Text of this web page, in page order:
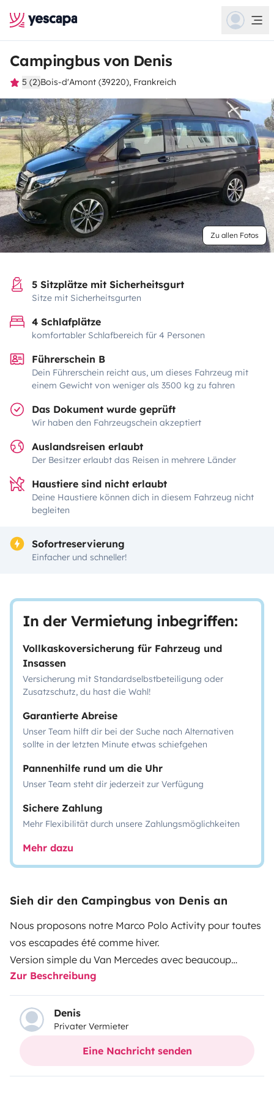
Campingbus von Denis
5 (2)Bois-d'Amont (39220), Frankreich
Zu allen Fotos
5 Sitzplätze mit Sicherheitsgurt
Sitze mit Sicherheitsgurten
4 Schlafplätze
komfortabler Schlafbereich für 4 Personen
Führerschein B
Dein Führerschein reicht aus, um dieses Fahrzeug mit
einem Gewicht von weniger als 3500 kg zu fahren
Das Dokument wurde geprüft
Wir haben den Fahrzeugschein akzeptiert
Auslandsreisen erlaubt
Der Besitzer erlaubt das Reisen in mehrere Länder
Haustiere sind nicht erlaubt
Deine Haustiere können dich in diesem Fahrzeug nicht
begleiten
Sofortreservierung
Einfacher und schneller!
In der Vermietung inbegriffen:
Vollkaskoversicherung für Fahrzeug und
Insassen
Versicherung mit Standardselbstbeteiligung oder
Zusatzschutz, du hast die Wahl!
Garantierte Abreise
Unser Team hilft dir bei der Suche nach Alternativen
sollte in der letzten Minute etwas schiefgehen
Pannenhilfe rund um die Uhr
Unser Team steht dir jederzeit zur Verfügung
Sichere Zahlung
Mehr Flexibilität durch unsere Zahlungsmöglichkeiten
Mehr dazu
Sieh dir den Campingbus von Denis an
Nous proposons notre Marco Polo Activity pour toutes
vos escapades été comme hiver.
Version simple du Van Mercedes avec beaucoup
d’espace. Le coin cuisine fixe n’est pas, à la place une
banquette 3 places isofix. La cuisine est alors faites
grâce à un réchaud deux gaz camping gaz (cartouche
clipsable).
Un lit deux places dans le toit relevable et un grand lit
couchage (avec des enfants en bas âges nous
Zur Beschreibung
Denis
Privater Vermieter
Eine Nachricht senden